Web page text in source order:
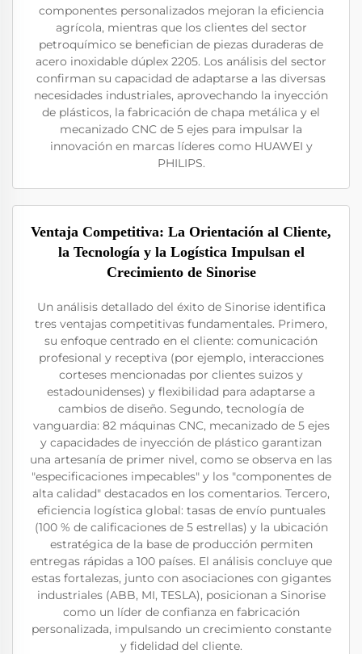
componentes personalizados mejoran la eficiencia
agrícola, mientras que los clientes del sector
petroquímico se benefician de piezas duraderas de
acero inoxidable dúplex 2205. Los análisis del sector
confirman su capacidad de adaptarse a las diversas
necesidades industriales, aprovechando la inyección
de plásticos, la fabricación de chapa metálica y el
mecanizado CNC de 5 ejes para impulsar la
innovación en marcas líderes como HUAWEI y
PHILIPS.
Ventaja Competitiva: La Orientación al Cliente,
la Tecnología y la Logística Impulsan el
Crecimiento de Sinorise
Un análisis detallado del éxito de Sinorise identifica
tres ventajas competitivas fundamentales. Primero,
su enfoque centrado en el cliente: comunicación
profesional y receptiva (por ejemplo, interacciones
corteses mencionadas por clientes suizos y
estadounidenses) y flexibilidad para adaptarse a
cambios de diseño. Segundo, tecnología de
vanguardia: 82 máquinas CNC, mecanizado de 5 ejes
y capacidades de inyección de plástico garantizan
una artesanía de primer nivel, como se observa en las
"especificaciones impecables" y los "componentes de
alta calidad" destacados en los comentarios. Tercero,
eficiencia logística global: tasas de envío puntuales
(100 % de calificaciones de 5 estrellas) y la ubicación
estratégica de la base de producción permiten
entregas rápidas a 100 países. El análisis concluye que
estas fortalezas, junto con asociaciones con gigantes
industriales (ABB, MI, TESLA), posicionan a Sinorise
como un líder de confianza en fabricación
personalizada, impulsando un crecimiento constante
y fidelidad del cliente.